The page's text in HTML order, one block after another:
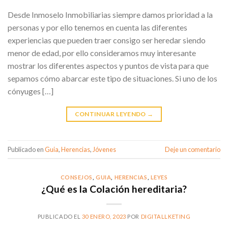
Desde Inmoselo Inmobiliarias siempre damos prioridad a la
personas y por ello tenemos en cuenta las diferentes
experiencias que pueden traer consigo ser heredar siendo
menor de edad, por ello consideramos muy interesante
mostrar los diferentes aspectos y puntos de vista para que
sepamos cómo abarcar este tipo de situaciones. Si uno de los
cónyuges […]
CONTINUAR LEYENDO →
Publicado enGuia,Herencias, Jóvenes Deje un comentario
CONSEJOS ,GUIA HERENCIAS LEYES
¿Qué es la Colación hereditaria?
PUBLICADO EL 30 ENERO, 2023 POR DIGITALLKETING